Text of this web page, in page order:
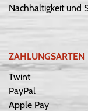
Nachhaltigkeit und
ZAHLUNGSARTEN
Twint
PayPal
Apple Pay